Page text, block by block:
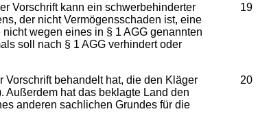
19
kann ein schwerbehinderter
der nicht Vermögensschaden ist, eine
wegen eines in § 1 AGG genannten
soll nach § 1 AGG verhindert oder
20
Vorschrift behandelt hat, die den Kläger
Außerdem hat das beklagte Land den
anderen sachlichen Grundes für die